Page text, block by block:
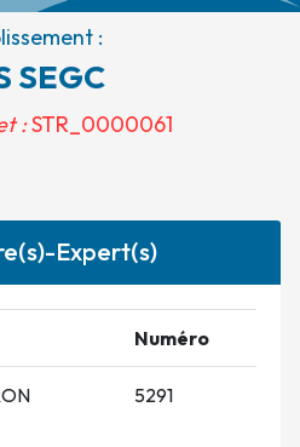
:
SEGC
:STR_0000061
Expert(s)
Numéro
5291